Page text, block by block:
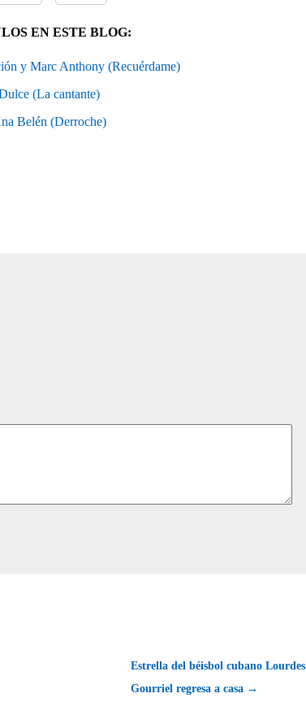
EN ESTE BLOG:
y Marc Anthony (Recuérdame)
(La cantante)
Belén (Derroche)
Estrella del béisbol cubano Lourdes
Gourriel regresa a casa →